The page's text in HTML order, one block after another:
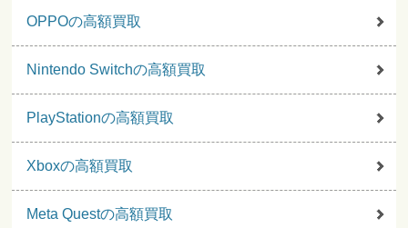
OPPOの高額買取
Nintendo Switchの高額買取
PlayStationの高額買取
Xboxの高額買取
Meta Questの高額買取